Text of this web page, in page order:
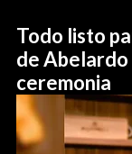
Todo listo
de Abelardo
ceremonia